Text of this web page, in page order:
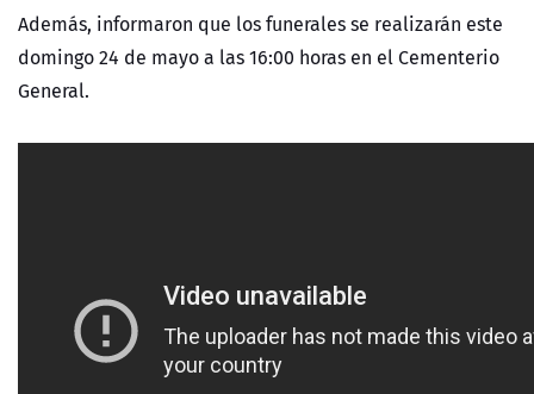
Además, informaron que los funerales se realizarán este
domingo 24 de mayo a las 16:00 horas en el Cementerio
General.